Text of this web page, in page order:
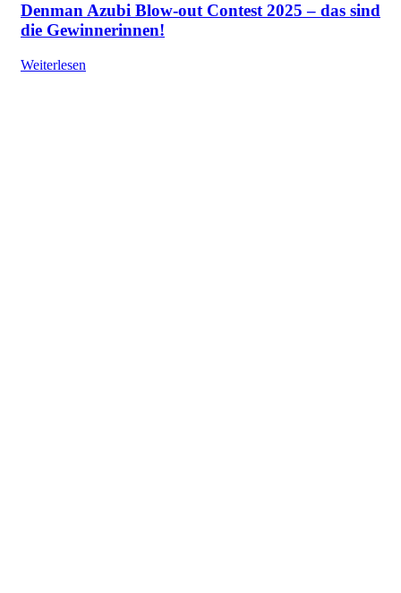
Denman Azubi Blow-out Contest 2025 – das sind
die Gewinnerinnen!
Weiterlesen